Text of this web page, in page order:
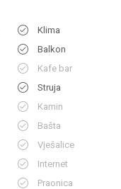
Klima
Balkon
Kafe bar
Struja
Kamin
Bašta
Vješalice
Internet
Praonica